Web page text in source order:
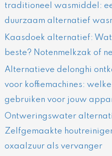
traditioneel wasmiddel:
duurzaam alternatief
Kaasdoek alternatief:
beste? Notenmelkzak of
Alternatieve delonghi
voor koffiemachines:
gebruiken voor jouw
Ontweringswater
Zelfgemaakte
oxaalzuur als vervanger